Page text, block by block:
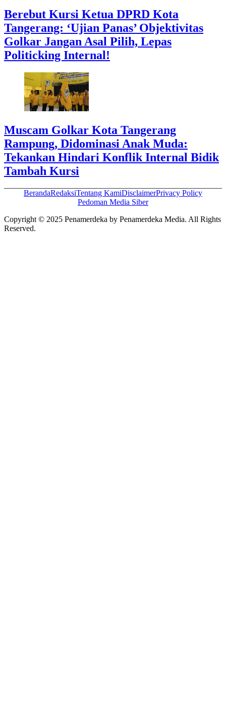
Berebut Kursi Ketua DPRD Kota
Tangerang: ‘Ujian Panas’ Objektivitas
Golkar Jangan Asal Pilih, Lepas
Politicking Internal!
Muscam Golkar Kota Tangerang
Rampung, Didominasi Anak Muda:
Tekankan Hindari Konflik Internal Bidik
Tambah Kursi
BerandaRedaksiTentang KamiDisclaimerPrivacy Policy
Pedoman Media Siber
Copyright © 2025 Penamerdeka by Penamerdeka Media. All Rights
Reserved.